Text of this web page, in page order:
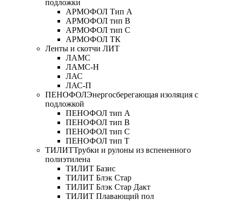
подложки
АРМОФОЛ Тип А
АРМОФОЛ тип В
АРМОФОЛ тип C
АРМОФОЛ ТК
Ленты и скотчи ЛИТ
ЛАМС
ЛАМС-Н
ЛАС
ЛАС-П
ПЕНОФОЛЭнергосберегающая изоляция с
подложкой
ПЕНОФОЛ тип А
ПЕНОФОЛ тип B
ПЕНОФОЛ тип C
ПЕНОФОЛ тип T
ТИЛИТТрубки и рулоны из вспененного
полиэтилена
ТИЛИТ Базис
ТИЛИТ Блэк Стар
ТИЛИТ Блэк Стар Дакт
ТИЛИТ Плавающий пол